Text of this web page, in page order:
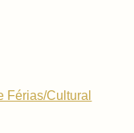
Férias/Cultural